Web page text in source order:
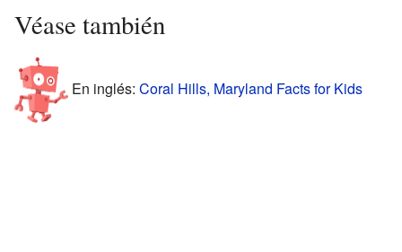
Véase también
En inglés: Coral Hills, Maryland Facts for Kids